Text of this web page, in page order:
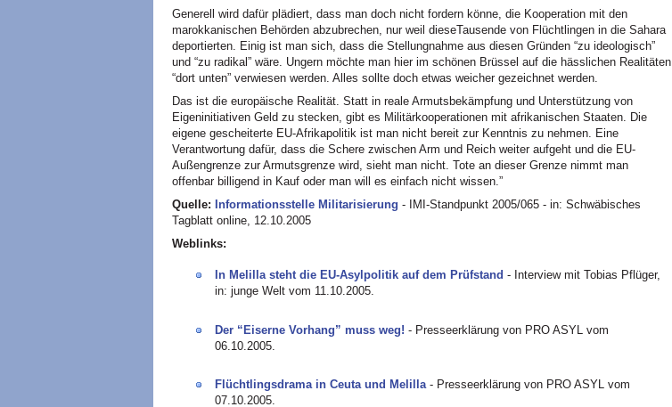
Generell wird dafür plädiert, dass man doch nicht fordern könne, die Kooperation mit den
marokkanischen Behörden abzubrechen, nur weil dieseTausende von Flüchtlingen in die Sahara
deportierten. Einig ist man sich, dass die Stellungnahme aus diesen Gründen “zu ideologisch”
und “zu radikal” wäre. Ungern möchte man hier im schönen Brüssel auf die hässlichen Realitäten
“dort unten” verwiesen werden. Alles sollte doch etwas weicher gezeichnet werden.
Das ist die europäische Realität. Statt in reale Armutsbekämpfung und Unterstützung von
Eigeninitiativen Geld zu stecken, gibt es Militärkooperationen mit afrikanischen Staaten. Die
eigene gescheiterte EU-Afrikapolitik ist man nicht bereit zur Kenntnis zu nehmen. Eine
Verantwortung dafür, dass die Schere zwischen Arm und Reich weiter aufgeht und die EU-
Außengrenze zur Armutsgrenze wird, sieht man nicht. Tote an dieser Grenze nimmt man
offenbar billigend in Kauf oder man will es einfach nicht wissen.”
Quelle: Informationsstelle Militarisierung - IMI -Standpunkt 2005/065 - in: Schwäbisches
Tagblatt online, 12.10.2005
Weblinks:
In Melilla steht die EU-Asylpolitik auf dem Prüfstand - Interview mit Tobias Pflüger,
in: junge Welt vom 11.10.2005.
Der “Eiserne Vorhang” muss weg! - Presseerklärung von PRO ASYL vom
06.10.2005.
Flüchtlingsdrama in Ceuta und Melilla - Presseerklärung von PRO ASYL vom
07.10.2005.